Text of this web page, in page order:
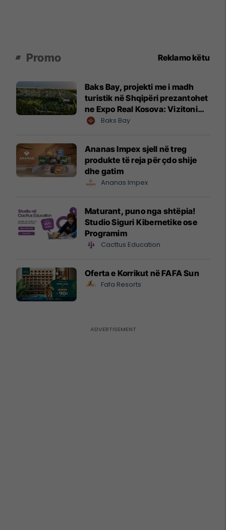
Promo Reklamo këtu
Baks Bay, projekti me i madh
turistik në Shqipëri prezantohet
ne Expo Real Kosova: Vizitoni
shtandin dhe zbuloni
Baks Bay
Ananas Impex sjell në treg
produkte të reja për çdo shije
dhe gatim
Ananas Impex
Maturant, puno nga shtëpia!
Studio Siguri Kibernetike ose
Programim
Cacttus Education
Oferta e Korrikut në FAFA Sun
Fafa Resorts